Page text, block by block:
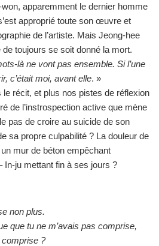
apparemment le dernier homme
approprié toute son œuvre et
de l’artiste. Mais Jeong-hee
toujours se soit donné la mort.
là ne vont pas ensemble. Si l’une
c’était moi, avant elle. »
récit, et plus nos pistes de réflexion
de l’instrospection active que mène
pas de croire au suicide de son
sa propre culpabilité ? La douleur de
mur de béton empêchant
In-ju mettant fin à ses jours ?
non plus.
que tu ne m’avais pas comprise,
comprise ?